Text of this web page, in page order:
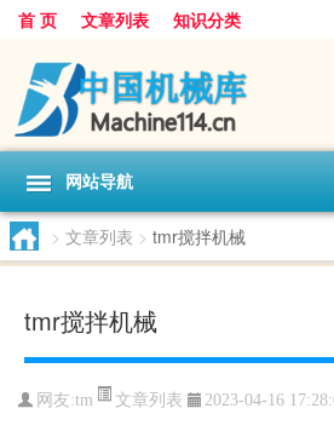
首 页 文章列表 知识分类
网站导航
> 文章列表 > tmr搅拌机械
tmr搅拌机械
网友:tm 文章列表 2023-04-16